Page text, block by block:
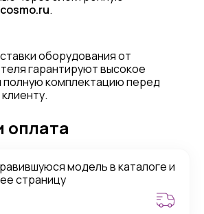
.
оборудования от
гарантируют высокое
полную комплектацию перед
оплата
модель в каталоге и
страницу